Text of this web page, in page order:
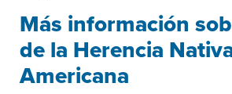
Más información
de la Herencia
Americana